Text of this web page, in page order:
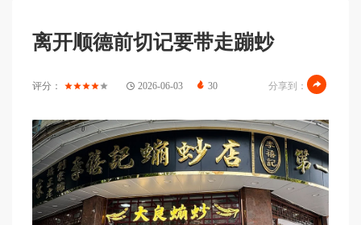
离开顺德前切记要带走蹦䖢
评分： 2026-06-03 30 分享到：